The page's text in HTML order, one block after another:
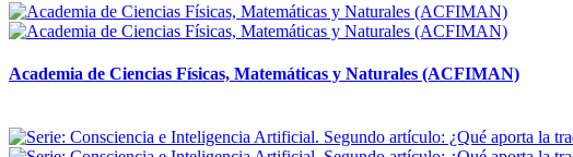
Academia de Ciencias Físicas, Matemáticas y Naturales (ACFIMAN)